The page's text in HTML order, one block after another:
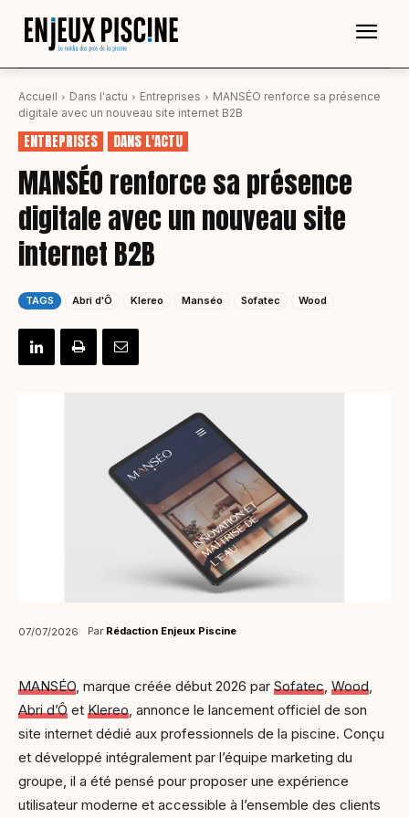
Accueil Dans l'actu Entreprises
MANSÉO renforce sa présence
digitale avec un nouveau site internet B2B
ENTREPRISES DANS L'ACTU
MANSÉO renforce sa présence
digitale avec un nouveau site
internet B2B
TAGS Abri d'Ô Klereo Manséo Sofatec Wood
07/07/2026 Par Rédaction Enjeux Piscine
MANSÉO , marque créée début 2026 par Sofatec Wood
Abri d’Ô et Klereo , annonce le lancement officiel de son
site internet dédié aux professionnels de la piscine. Conçu
et développé intégralement par l’équipe marketing du
groupe, il a été pensé pour proposer une expérience
utilisateur moderne et accessible à l’ensemble des clients